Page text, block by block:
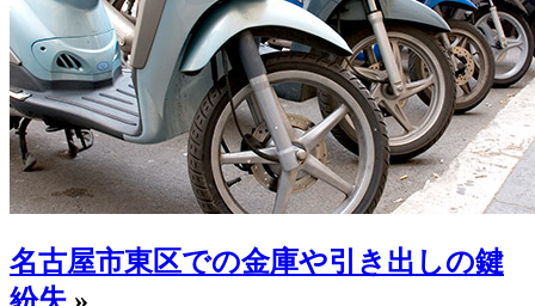
名古屋市東区での金庫や引き出しの鍵
紛失 »